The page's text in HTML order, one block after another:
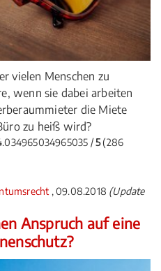
vielen Menschen zu
wenn sie dabei arbeiten
die Miete
zu heiß wird?
/5(286
, 09.08.2018 (Update
Anspruch auf eine